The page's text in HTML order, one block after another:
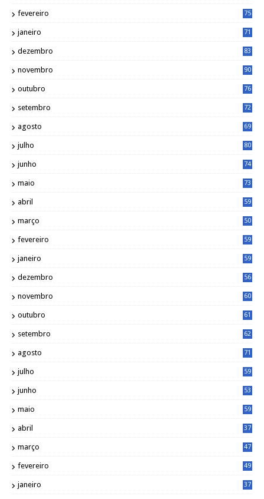
fevereiro 75
janeiro 71
dezembro 83
novembro 90
outubro 76
setembro 72
agosto 69
julho 80
junho 74
maio 73
abril 59
março 50
fevereiro 59
janeiro 59
dezembro 56
novembro 60
outubro 61
setembro 62
agosto 71
julho 59
junho 53
maio 59
abril 37
março 47
fevereiro 49
janeiro 37